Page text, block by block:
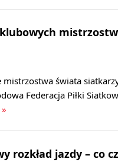
mistrzostwa świata
Federacja Piłki
rozkład jazdy – co